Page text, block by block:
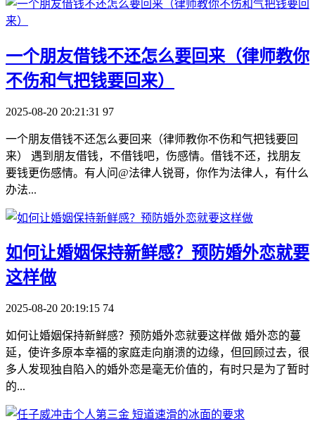
​一个朋友借钱不还怎么要回来（律师教你
不伤和气把钱要回来）
2025-08-20 20:21:31 97
一个朋友借钱不还怎么要回来（律师教你不伤和气把钱要回
来） 遇到朋友借钱，不借钱吧，伤感情。借钱不还，找朋友
要钱更伤感情。有人问@法律人锐哥，你作为法律人，有什么
办法...
​如何让婚姻保持新鲜感？预防婚外恋就要
这样做
2025-08-20 20:19:15 74
如何让婚姻保持新鲜感？预防婚外恋就要这样做 婚外恋的蔓
延，使许多原本幸福的家庭走向崩溃的边缘，但回顾过去，很
多人发现独自陷入的婚外恋是毫无价值的，有时只是为了暂时
的...